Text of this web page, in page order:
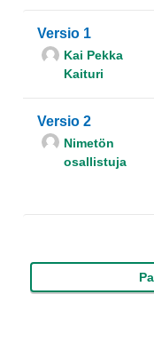
Versio 1
Kai Pekka
Kaituri
Versio 2
Nimetön
osallistuja